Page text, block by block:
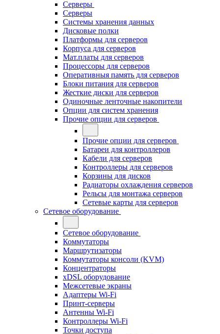
Серверы
Серверы
Системы хранения данных
Дисковые полки
Платформы для серверов
Корпуса для серверов
Мат.платы для серверов
Процессоры для серверов
Оперативныя память для серверов
Блоки питания для серверов
Жесткие диски для серверов
Одиночные ленточные накопители
Опции для систем хранения
Прочие опции для серверов
Прочие опции для серверов
Батареи для контроллеров
Кабели для серверов
Контроллеры для серверов
Корзины для дисков
Радиаторы охлаждения серверов
Рельсы для монтажа серверов
Сетевые карты для серверов
Сетевое оборудование
Сетевое оборудование
Коммутаторы
Маршрутизаторы
Коммутаторы консоли (KVM)
Концентраторы
xDSL оборудование
Межсетевые экраны
Адаптеры Wi-Fi
Принт-серверы
Антенны Wi-Fi
Контроллеры Wi-Fi
Точки доступа